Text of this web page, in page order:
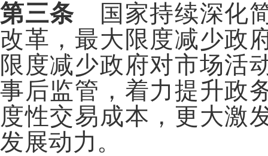
第三条 国家持续深化
改革，最大限度减少政
限度减少政府对市场活
事后监管，着力提升政
度性交易成本，更大激
发展动力。